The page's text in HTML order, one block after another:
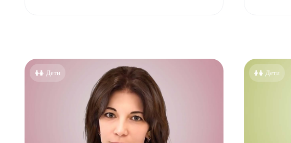
Пульмонолог
Стоматолог имплантолог
Дети Дети